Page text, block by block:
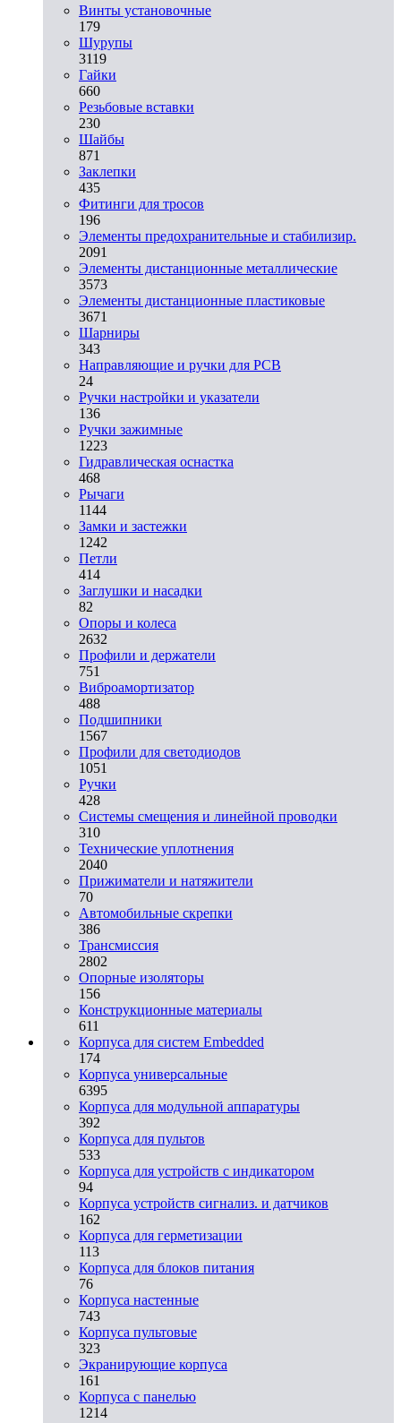
Винты установочные
179
Шурупы
3119
Гайки
660
Резьбовые вставки
230
Шайбы
871
Заклепки
435
Фитинги для тросов
196
Элементы предохранительные и стабилизир.
2091
Элементы дистанционные металлические
3573
Элементы дистанционные пластиковые
3671
Шарниры
343
Направляющие и ручки для PCB
24
Ручки настройки и указатели
136
Ручки зажимные
1223
Гидравлическая оснастка
468
Рычаги
1144
Замки и застежки
1242
Петли
414
Заглушки и насадки
82
Опоры и колеса
2632
Профили и держатели
751
Виброамортизатор
488
Подшипники
1567
Профили для светодиодов
1051
Ручки
428
Системы смещения и линейной проводки
310
Технические уплотнения
2040
Прижиматели и натяжители
70
Автомобильные скрепки
386
Трансмиссия
2802
Опорные изоляторы
156
Конструкционные материалы
611
Корпуса для систем Embedded
174
Корпуса универсальные
6395
Корпуса для модульной аппаратуры
392
Корпуса для пультов
533
Корпуса для устройств с индикатором
94
Корпуса устройств сигнализ. и датчиков
162
Корпуса для герметизации
113
Корпуса для блоков питания
76
Корпуса настенные
743
Корпуса пультовые
323
Экранирующие корпуса
161
Корпуса с панелью
1214